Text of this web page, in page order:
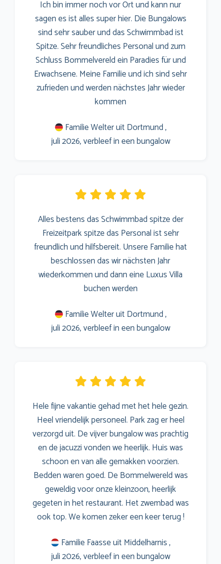
Ich bin immer noch vor Ort und kann nur
sagen es ist alles super hier. Die Bungalows
sind sehr sauber und das Schwimmbad ist
Spitze. Sehr freundliches Personal und zum
Schluss Bommelvereld ein Paradies für und
Erwachsene. Meine Familie und ich sind sehr
zufrieden und werden nächstes Jahr wieder
kommen
Familie Welter uit Dortmund ,
juli 2026, verbleef in een bungalow
Alles bestens das Schwimmbad spitze der
Freizeitpark spitze das Personal ist sehr
freundlich und hilfsbereit. Unsere Familie hat
beschlossen das wir nächsten Jahr
wiederkommen und dann eine Luxus Villa
buchen werden
Familie Welter uit Dortmund ,
juli 2026, verbleef in een bungalow
Hele fijne vakantie gehad met het hele gezin.
Heel vriendelijk personeel. Park zag er heel
verzorgd uit. De vijver bungalow was prachtig
en de jacuzzi vonden we heerlijk. Huis was
schoon en van alle gemakken voorzien.
Bedden waren goed. De Bommelwereld was
geweldig voor onze kleinzoon, heerlijk
gegeten in het restaurant. Het zwembad was
ook top. We komen zeker een keer terug !
Familie Faasse uit Middelharnis ,
juli 2026, verbleef in een bungalow